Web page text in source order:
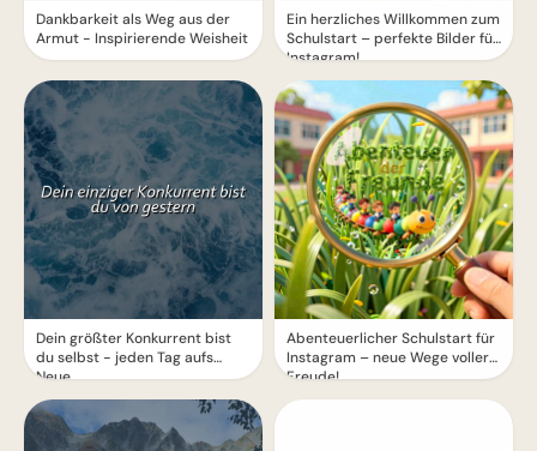
Dankbarkeit als Weg aus der
Armut - Inspirierende Weisheit
Dein größter Konkurrent bist
du selbst - jeden Tag aufs
Neue
Ein herzliches Willkommen zum
Schulstart – perfekte Bilder für
Instagram!
Abenteuerlicher Schulstart für
Instagram – neue Wege voller
Freude!